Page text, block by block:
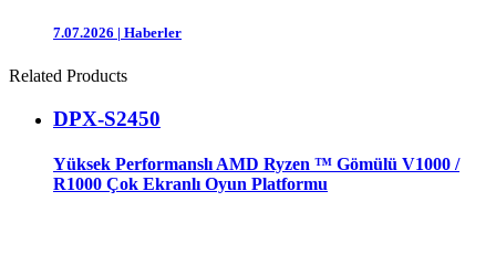
7.07.2026 | Haberler
Related Products
DPX-S2450
Yüksek Performanslı AMD Ryzen ™ Gömülü V1000 /
R1000 Çok Ekranlı Oyun Platformu